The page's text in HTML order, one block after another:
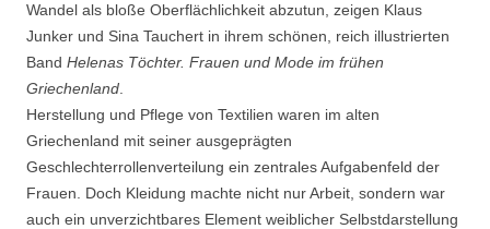
Wandel als bloße Oberflächlichkeit abzutun, zeigen Klaus
Junker und Sina Tauchert in ihrem schönen, reich illustrierten
Band Helenas Töchter. Frauen und Mode im frühen
Griechenland
Herstellung und Pflege von Textilien waren im alten
Griechenland mit seiner ausgeprägten
Geschlechterrollenverteilung ein zentrales Aufgabenfeld der
Frauen. Doch Kleidung machte nicht nur Arbeit, sondern war
auch ein unverzichtbares Element weiblicher Selbstdarstellung